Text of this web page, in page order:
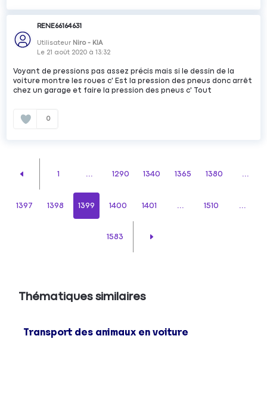
RENE66164631
Utilisateur Niro - KIA
Le 21 août 2020 à13:32
Voyant de pressions pas assez précis mais si le dessin de la
voiture montre les roues c' Est la pression des pneus donc arrêt
chez un garage et faire la pression des pneus c' Tout
0
1 ... 1290 1340 1365 1380 ...
1397 1398 1399 1400 1401 1510
1583
Thématiques similaires
Transport des animaux en voiture